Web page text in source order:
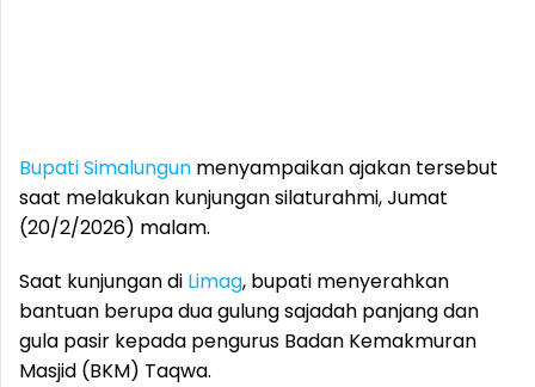
BupatiSimalungun menyampaikan ajakan tersebut
saat melakukan kunjungan silaturahmi, Jumat
(20/2/2026) malam.
Saat kunjungan di Limag, bupati menyerahkan
bantuan berupa dua gulung sajadah panjang dan
gula pasir kepada pengurus Badan Kemakmuran
Masjid (BKM) Taqwa.